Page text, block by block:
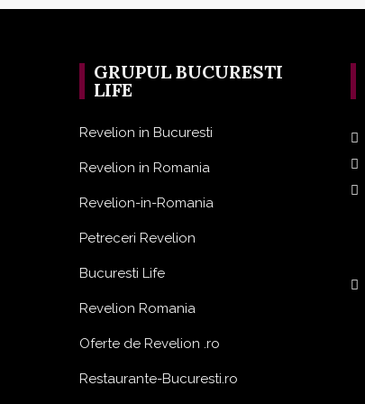
GRUPUL BUCURESTI
LIFE
Revelion in Bucuresti
Revelion in Romania
Revelion-in-Romania
Petreceri Revelion
Bucuresti Life
Revelion Romania
Oferte de Revelion .ro
Restaurante-Bucuresti.ro